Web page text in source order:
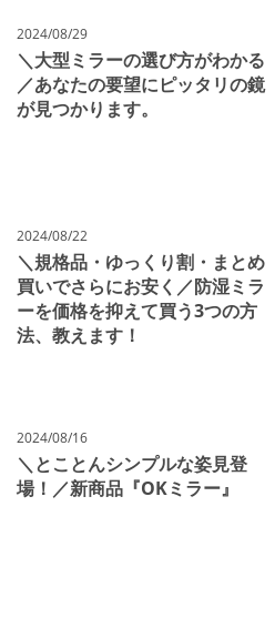
＼大型ミラーの選び方がわかる
／あなたの要望にピッタリの鏡
が見つかります。
2024/08/29
＼規格品・ゆっくり割・まとめ
買いでさらにお安く／防湿ミラ
ーを価格を抑えて買う3つの方
法、教えます！
2024/08/22
＼とことんシンプルな姿見登
場！／新商品『OKミラー』
2024/08/16